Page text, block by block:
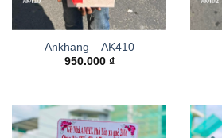
Ankhang – AK410
950.000 ₫